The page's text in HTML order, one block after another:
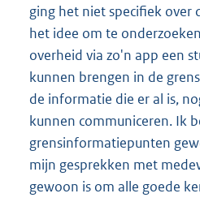
ging het niet specifiek over
het idee om te
overheid via zo'n app een
kunnen brengen in de
de informatie die er al is,
kunnen communiceren. Ik
grensinformatiepunten
mijn gesprekken met
gewoon is om alle goede